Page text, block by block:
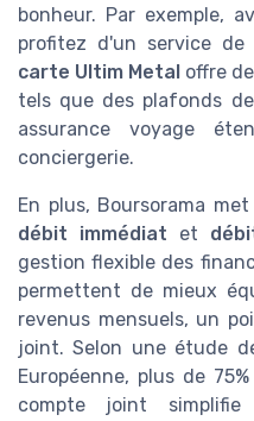
bonheur. Par exemple,
profitez d'un service
carte Ultim Metal offre
tels que des plafonds
assurance voyage
conciergerie.
En plus, Boursorama
débit immédiat et
gestion flexible des
permettent de mieux
revenus mensuels, un
joint. Selon une étude
Européenne, plus de
compte joint